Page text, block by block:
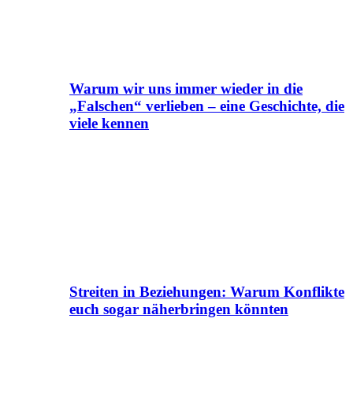
Warum wir uns immer wieder in die
„Falschen“ verlieben – eine Geschichte, die
viele kennen
Streiten in Beziehungen: Warum Konflikte
euch sogar näherbringen könnten